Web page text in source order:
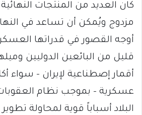
كان العديد من المنتجات
مزدوج ويُمكن أن تساعد في
أوجه القصور في قدراتها
قليل من البائعين الدوليين
أقمار إصطناعية لإيران – سواء
عسكرية – بموجب نظام
البلاد أسباباً قوية لمحاولة